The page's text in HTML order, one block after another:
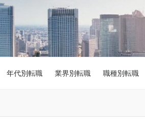
年代別転職 業界別転職 職種別転職